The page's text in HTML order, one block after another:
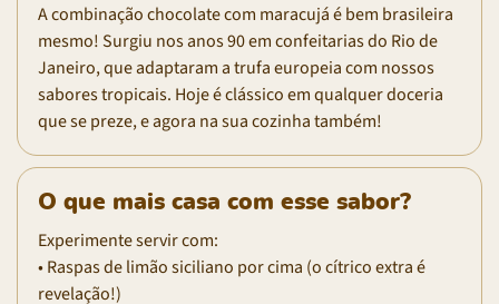
A combinação chocolate com maracujá é bem brasileira
mesmo! Surgiu nos anos 90 em confeitarias do Rio de
Janeiro, que adaptaram a trufa europeia com nossos
sabores tropicais. Hoje é clássico em qualquer doceria
que se preze, e agora na sua cozinha também!
O que mais casa com esse sabor?
Experimente servir com:
• Raspas de limão siciliano por cima (o cítrico extra é
revelação!)